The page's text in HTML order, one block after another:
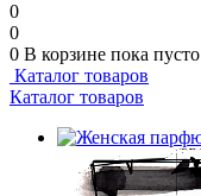
0
0
0 В корзине пока пусто
Каталог товаров
Каталог товаров